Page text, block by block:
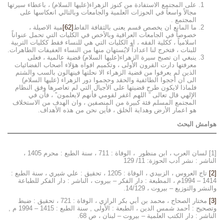
على المجتمع الاستفادة من كنوز الزهراء(عليها السلام) ، باعطاء سيرتها
مجالاً واسعاً في الحوزات العلمية والجامعات وبالتالي انعكاسها على
المجتمع .
ما المانع ان يخصص قسم يعنى بالثقافة الفاط [62]
مية الاصيلة ،
خصوصاً في الجامعات العراقية وبالأخص في الكليات التي تحمل عنواناً
اسلامياً ، ككلية الفقه ، او الكليات التي هي للنساء فقط ككليات التربية
للبنات ، فتخرج لنا اعداداً لايُستهان منها من النساء العفيفات الطاهرات.
ينبغي ان تصبح سيرة الزهراء(عليها السلام) قضية عالمية ، فعلى
معرفتها دارت القرون الأولى ، وتكميم افواه هؤلاء أصحاب الفضائيات
الذين لم يعرفوا من قضية الزهراء الا نحلتها فينهالون بالسب والشتم
الى ان أججوا الطائفية والحقد وحجموا دور الزهراء (عليها السلام)
فلماذا لايكون طرح قضيتها على الأجيال التي لم تعاصرها وفق النظام
الإلهي قال تعالى ” اللهم اغفر لقومي فأنهم لايعلمون” ، فأن في
المجتمع المسلم فئة كبيرة من المنصفين ، وان الهدف من الاستخلاف
هو اعمار الأرض وهداية الخلق ، فأين نحن من هذه الأهداف.
هوامش البحث
[1] لسان العرب ، ابن منظور ، الوفاة : 711 ، سنة الطبع : محرم 1405 ،
الناشر : نشر أدب الحوزة: 11/ 129
[2]
تاج العروس ، الزبيدي ، الوفاة : 1205 ، تحقيق : علي شيري ، سنة الطبع :
1414 – 1994م ، المطبعة : دار الفكر – بيروت ، الناشر : دار الفكر للطباعة
والنشر والتوزيع – بيروت ، 14/129.
[3]
مختار الصحاح ، محمد بن أبي بكر الرازي ، الوفاة : 721 ، تحقيق : ضبط
وتصحيح : أحمد شمس الدين ، الطبعة : الأولى , سنة الطبع : 1415 – 1994 م ,
الناشر : دار الكتب العلمية – بيروت – لبنان ، ص 68.